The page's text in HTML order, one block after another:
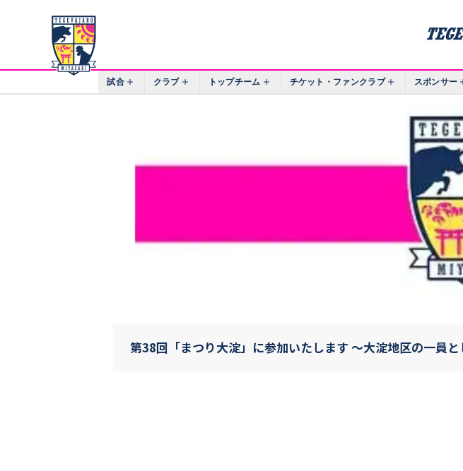
試合 クラブ トップチーム チケット・ファンクラブ スポンサー
第38回「まつり大淀」に参加いたします 〜大淀地区の一員